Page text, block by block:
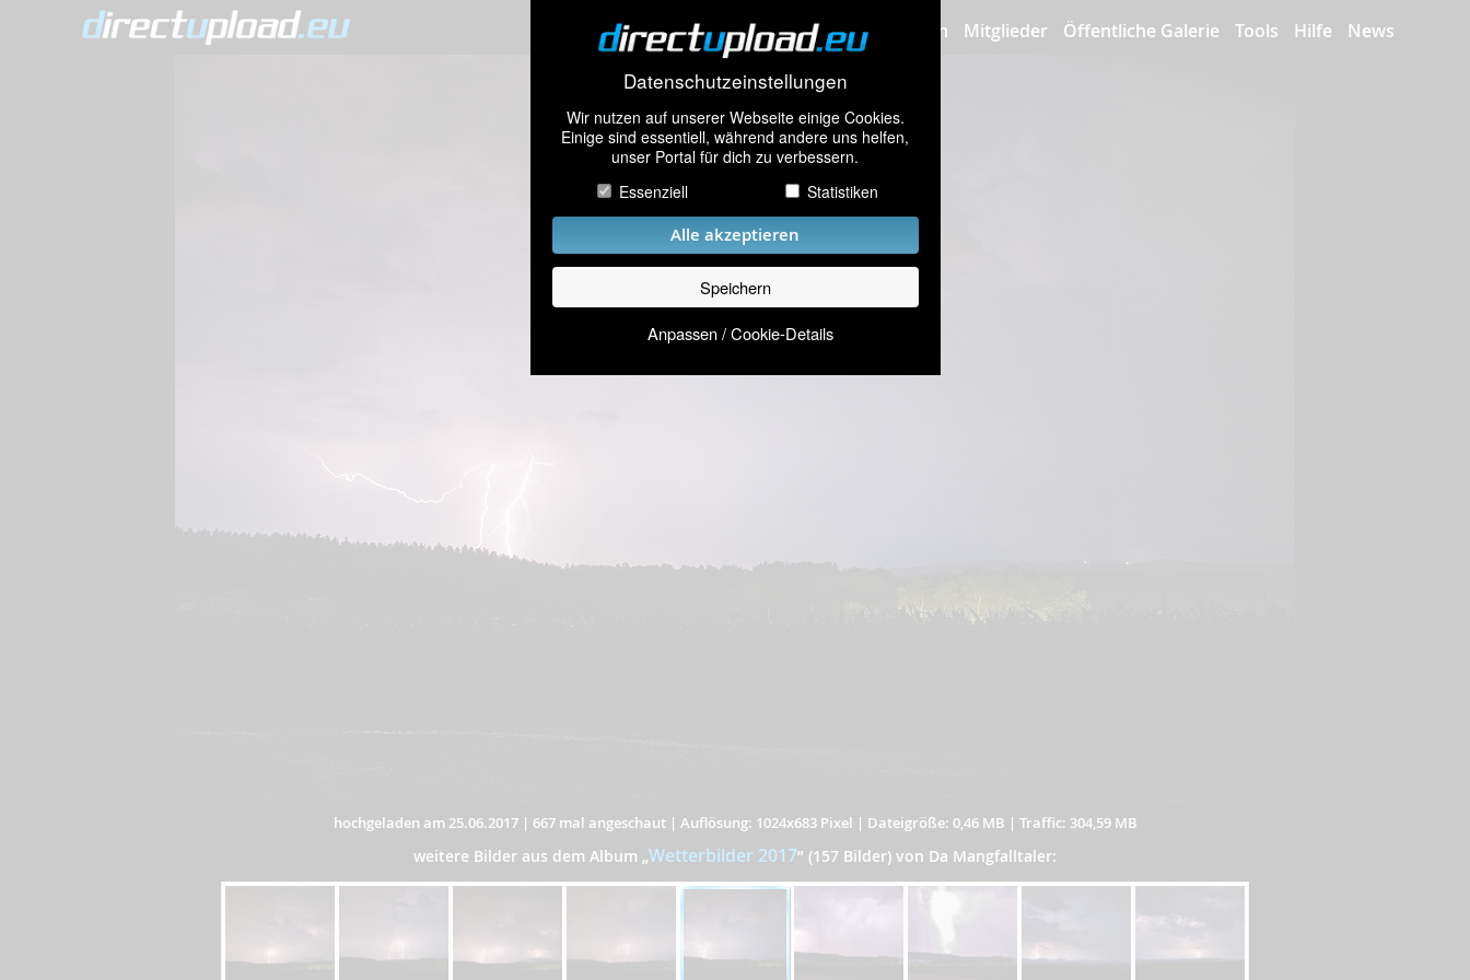
Datenschutzeinstellungen
Wir nutzen auf unserer Webseite einige Cookies.
Einige sind essentiell, während andere uns helfen,
unser Portal für dich zu verbessern.
Essenziell
Statistiken
Alle akzeptieren
Speichern
Anpassen / Cookie-Details
Bilder hochladen Mitglieder Öffentliche Galerie Tools Hilfe News
hochgeladen am 25.06.2017| 667 mal angeschaut| Auflösung: 1024x683 Pixel | Dateigröße: 0,46 MB | Traffic: 304,59 MB
weitere Bilder aus dem Album „Wetterbilder 2017” (157 Bilder) von Da Mangfalltaler: